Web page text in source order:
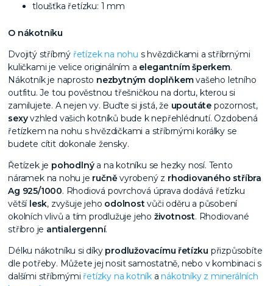
tloušťka řetízku: 1 mm
O nákotníku
Dvojitý stříbrný řetízek na nohu s hvězdičkami a stříbrnými
kuličkami je velice originálním a elegantním šperkem.
Nákotník je naprosto nezbytným doplňkemvašeho letního
outfitu. Je tou pověstnou třešničkou na dortu, kterou si
zamilujete. A nejen vy. Buďte si jistá, že upoutátepozornost,
sexyvzhled vašich kotníků bude k nepřehlédnutí. Ozdobená
řetízkem na nohu s hvězdičkami a stříbrnými korálky se
budete cítit dokonale žensky.
Řetízek je pohodlnýa na kotníku se hezky nosí. Tento
náramek na nohu je ručněvyrobený z rhodiovaného stříbra
Ag 925/1000. Rhodiová povrchová úprava dodává řetízku
větší lesk, zvyšuje jeho odolnostvůči oděru a působení
okolních vlivů a tím prodlužuje jeho životnost. Rhodiované
stříbro je antialergenní.
Délku nákotníku si díky prodlužovacímu řetízku přizpůsobíte
dle potřeby. Můžete jej nosit samostatně, nebo v kombinaci s
dalšími stříbrnými řetízky na kotníka nákotníky z minerálních